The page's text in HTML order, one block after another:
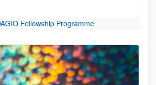
Fellowship Programme